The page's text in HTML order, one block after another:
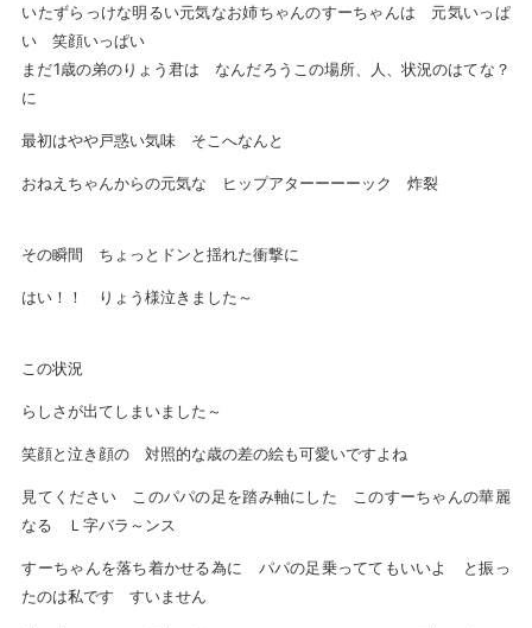
いたずらっけな明るい元気なお姉ちゃんのすーちゃんは 元気いっぱ
い 笑顔いっぱい
まだ1歳の弟のりょう君は なんだろうこの場所、人、状況のはてな？
に
最初はやや戸惑い気味 そこへなんと
おねえちゃんからの元気な ヒップアターーーーック 炸裂
その瞬間 ちょっとドンと揺れた衝撃に
はい！！ りょう様泣きました～
この状況
らしさが出てしまいました～
笑顔と泣き顔の 対照的な歳の差の絵も可愛いですよね
見てください このパパの足を踏み軸にした このすーちゃんの華麗
なる Ｌ字バラ～ンス
すーちゃんを落ち着かせる為に パパの足乗っててもいいよ と振っ
たのは私です すいません